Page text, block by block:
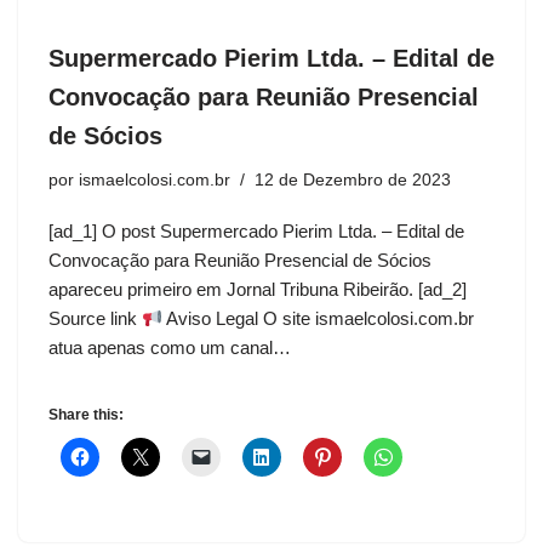
Supermercado Pierim Ltda. – Edital de
Convocação para Reunião Presencial
de Sócios
por ismaelcolosi.com.br 12 de Dezembro de 2023
[ad_1] O post Supermercado Pierim Ltda. – Edital de
Convocação para Reunião Presencial de Sócios
apareceu primeiro em Jornal Tribuna Ribeirão. [ad_2]
Source link
Aviso Legal O site ismaelcolosi.com.br
atua apenas como um canal…
Share this: